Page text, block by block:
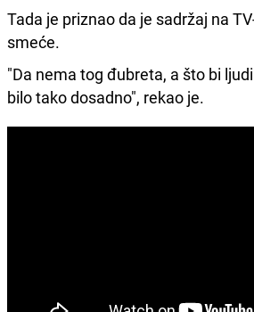
Tada je priznao da je sadržaj na
smeće.
"Da nema tog đubreta, a što bi
bilo tako dosadno", rekao je.